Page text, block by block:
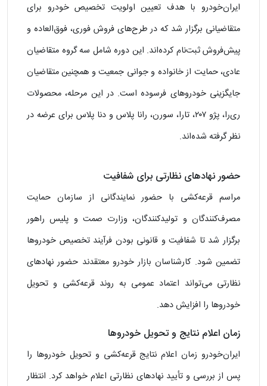
ایران‌خودرو با هدف تعیین اولویت تخصیص خودرو برای
متقاضیانی برگزار شد که در طرح‌های فروش فوری، فوق‌العاده و
پیش‌فروش ثبت‌نام کرده‌اند. این دوره شامل سه گروه متقاضیان
عادی، حمایت از خانواده و جوانی جمعیت و همچنین متقاضیان
جایگزینی خودرو‌های فرسوده است. در این مرحله، محصولات
ری‌را، پژو ۲۰۷، تارا، سورن، رانا پلاس و دنا پلاس برای عرضه در
نظر گرفته شده‌اند.
حضور نهاد‌های نظارتی برای شفافیت
مراسم قرعه‌کشی با حضور نمایندگانی از سازمان حمایت
مصرف‌کنندگان و تولیدکنندگان، وزارت صمت و پلیس راهور
برگزار شد تا شفافیت و قانونی بودن فرآیند تخصیص خودرو‌ها
تضمین شود. کارشناسان بازار خودرو معتقدند حضور نهاد‌های
نظارتی می‌تواند اعتماد عمومی به روند قرعه‌کشی و تحویل
خودرو‌ها را افزایش دهد.
زمان اعلام نتایج و تحویل خودرو‌ها
ایران‌خودرو زمان اعلام نتایج قرعه‌کشی و تحویل خودرو‌ها را
پس از بررسی و تأیید نهاد‌های نظارتی اعلام خواهد کرد. انتظار